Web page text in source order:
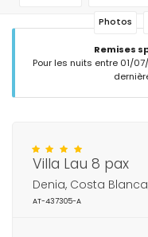
Photos
Remises
Pour les nuits entre 01/
Villa Lau 8 pax
Denia, Costa
AT-437305-A